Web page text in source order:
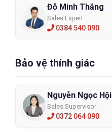
Đỗ Minh Thắng
Sales Expert
0384 540 090
Bảo vệ thính giác
Nguyễn Ngọc Hội
Sales Supervisor
0372 064 090